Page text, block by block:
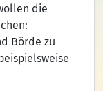
die
Börde zu